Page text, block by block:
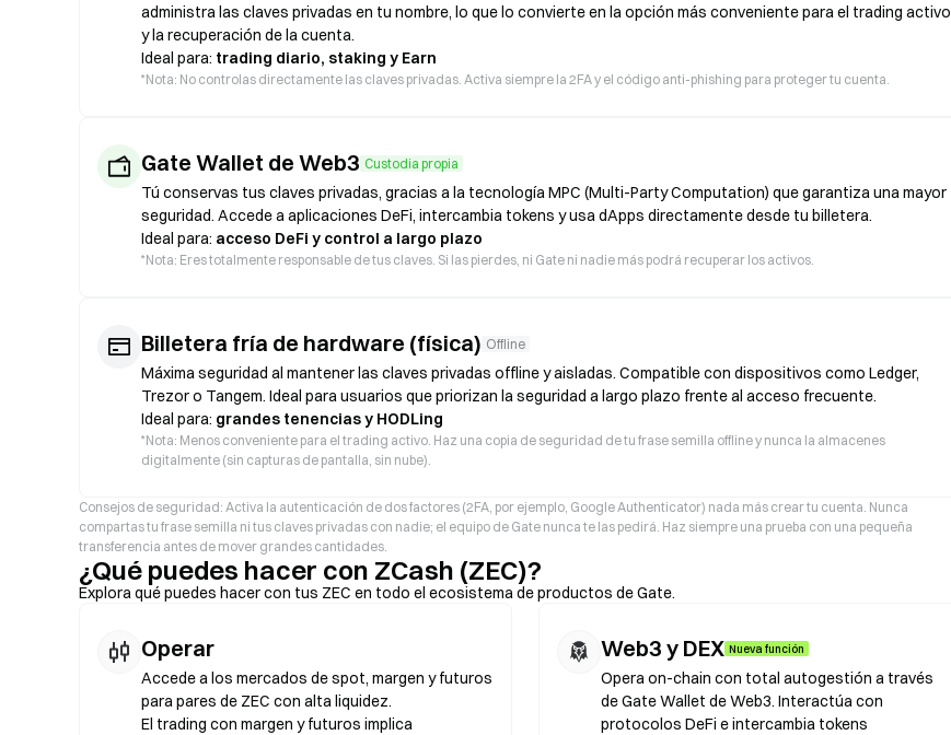
administra las claves privadas en tu nombre, lo que lo convierte en la opción más conveniente para el trading activo
y la recuperación de la cuenta.
Ideal para: trading diario, staking y Earn
*Nota: No controlas directamente las claves privadas. Activa siempre la 2FA y el código anti-phishing para proteger tu cuenta.
Gate Wallet de Web3 Custodia propia
Tú conservas tus claves privadas, gracias a la tecnología MPC (Multi-Party Computation) que garantiza una mayor
seguridad. Accede a aplicaciones DeFi, intercambia tokens y usa dApps directamente desde tu billetera.
Ideal para: acceso DeFi y control a largo plazo
*Nota: Eres totalmente responsable de tus claves. Si las pierdes, ni Gate ni nadie más podrá recuperar los activos.
Billetera fría de hardware (física) Offline
Máxima seguridad al mantener las claves privadas offline y aisladas. Compatible con dispositivos como Ledger,
Trezor o Tangem. Ideal para usuarios que priorizan la seguridad a largo plazo frente al acceso frecuente.
Ideal para: grandes tenencias y HODLing
*Nota: Menos conveniente para el trading activo. Haz una copia de seguridad de tu frase semilla offline y nunca la almacenes
digitalmente (sin capturas de pantalla, sin nube).
Consejos de seguridad: Activa la autenticación de dos factores (2FA, por ejemplo, Google Authenticator) nada más crear tu cuenta. Nunca
compartas tu frase semilla ni tus claves privadas con nadie; el equipo de Gate nunca te las pedirá. Haz siempre una prueba con una pequeña
transferencia antes de mover grandes cantidades.
¿Qué puedes hacer con ZCash (ZEC)?
Explora qué puedes hacer con tus ZEC en todo el ecosistema de productos de Gate.
Operar
Accede a los mercados de spot, margen y futuros
para pares de ZEC con alta liquidez.
El trading con margen y futuros implica
Web3 y DEX Nueva función
Opera on-chain con total autogestión a través
de Gate Wallet de Web3. Interactúa con
protocolos DeFi e intercambia tokens